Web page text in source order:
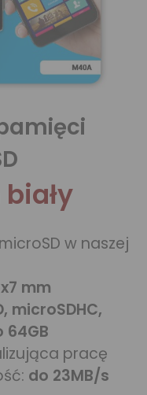
w naszej
mm
microSDHC,
64GB
pracę
do 23MB/s